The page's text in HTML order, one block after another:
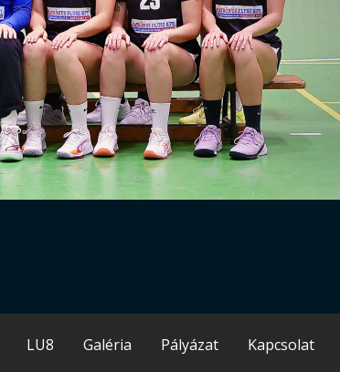
LU8 Galéria Pályázat Kapcsolat